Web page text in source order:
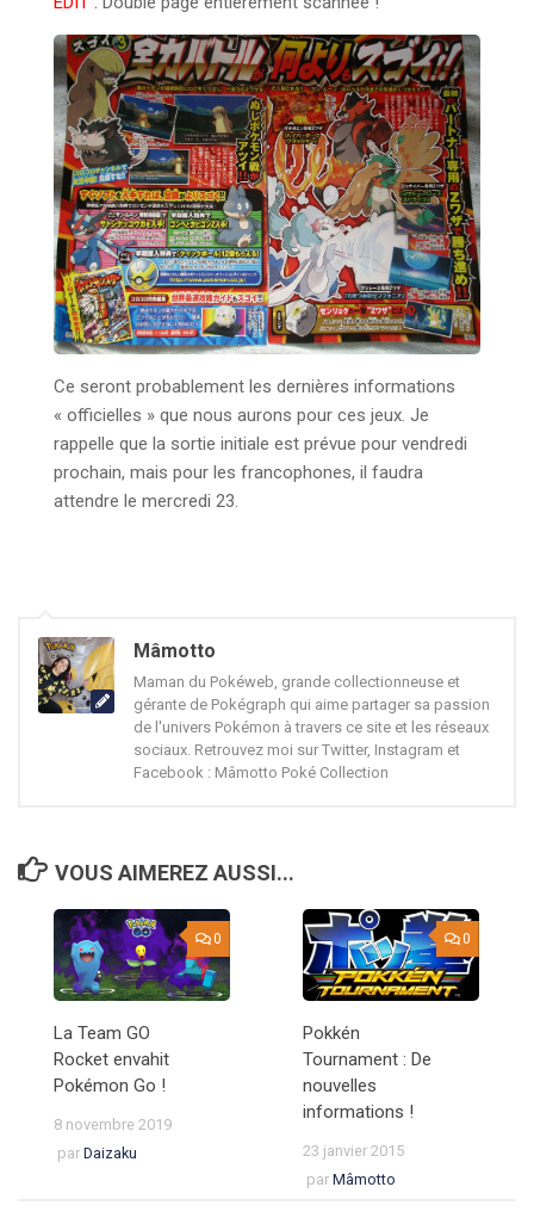
Ce seront probablement les dernières informations
« officielles » que nous aurons pour ces jeux. Je
rappelle que la sortie initiale est prévue pour vendredi
prochain, mais pour les francophones, il faudra
attendre le mercredi 23.
Mâmotto
Maman du Pokéweb, grande collectionneuse et
gérante de Pokégraph qui aime partager sa passion
de l'univers Pokémon à travers ce site et les réseaux
sociaux. Retrouvez moi sur Twitter, Instagram et
Facebook : Mâmotto Poké Collection
VOUS AIMEREZ AUSSI...
0
La Team GO
Rocket envahit
Pokémon Go !
8 novembre 2019
par Daizaku
0
Pokkén
Tournament : De
nouvelles
informations !
23 janvier 2015
par Mâmotto